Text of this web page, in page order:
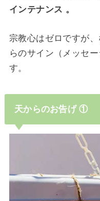
インテナンス 。
宗教心はゼロですが
らのサイン（メッセ
す。
天からのお告げ ①